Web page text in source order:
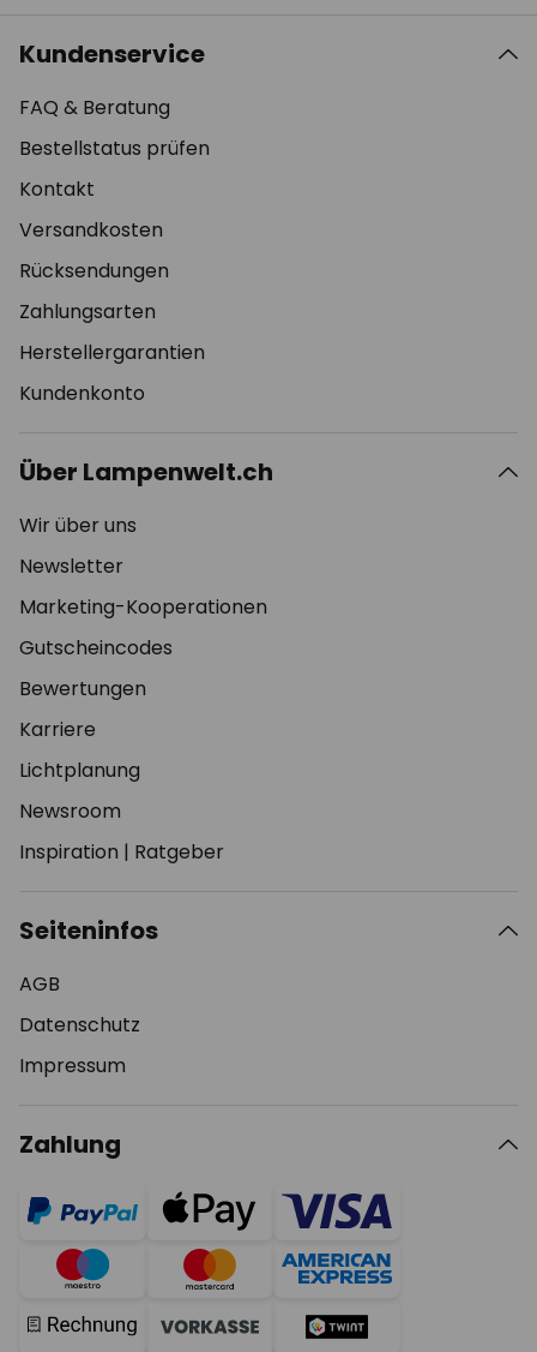
Kundenservice
FAQ & Beratung
Bestellstatus prüfen
Kontakt
Versandkosten
Rücksendungen
Zahlungsarten
Herstellergarantien
Kundenkonto
Über Lampenwelt.ch
Wir über uns
Newsletter
Marketing-Kooperationen
Gutscheincodes
Bewertungen
Karriere
Lichtplanung
Newsroom
Inspiration | Ratgeber
Seiteninfos
AGB
Datenschutz
Impressum
Zahlung